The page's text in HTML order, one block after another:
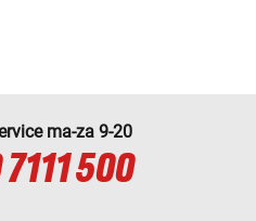
ma-za 9-20
500